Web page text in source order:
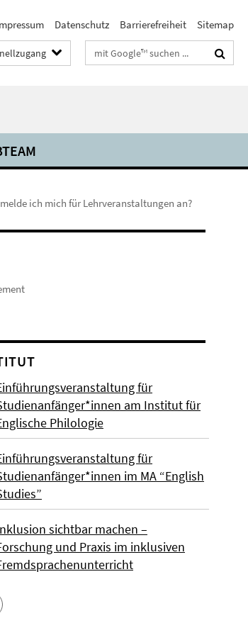
Datenschutz Barrierefreiheit Sitemap
Suchbegriffe
ich mich für Lehrveranstaltungen an?
für
am Institut für
Philologie
für
im MA “English
sichtbar machen –
und Praxis im inklusiven